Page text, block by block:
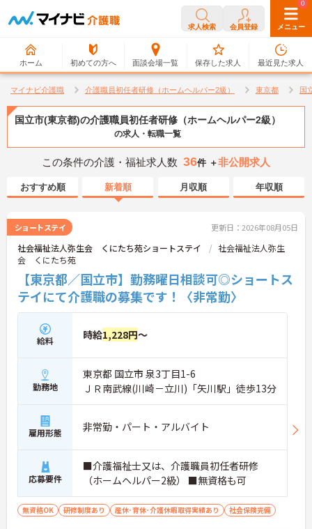
求人検索 会員登録 メニュー
ホーム 初めての方へ 面談会場一覧
0
保存した求人
0
最近見た求人
マイナビ介護職 介護職員初任者研修（ホームヘルパー2級） 東京都 国
国立市(東京都)の介護職員初任者研修（ホームヘルパー2級）
の求人・転職一覧
この条件の介護・福祉求人数 36件 ＋非公開求人
おすすめ順 新着順 月収順 年収順
ショートステイ 更新日：2026年08月05日
社会福祉法人弥生会 くにたち苑ショートステイ
社会福祉法人弥生
会 くにたち苑
【東京都／国立市】勤務曜日相談可◎ショートス
テイにて介護職の募集です！〈非常勤〉
給料 時給1,228円～
勤務地
東京都 国立市 泉3丁目1-6
ＪＲ南武線(川崎－立川)「矢川駅」徒歩13分
雇用形態 非常勤・パート・アルバイト
応募要件
■介護福祉士又は、介護職員初任者研修
（ホームヘルパー2級） ■無資格も可
無資格OK 研修制度あり 産休･育休･介護休暇取得実績あり 社会保険完備